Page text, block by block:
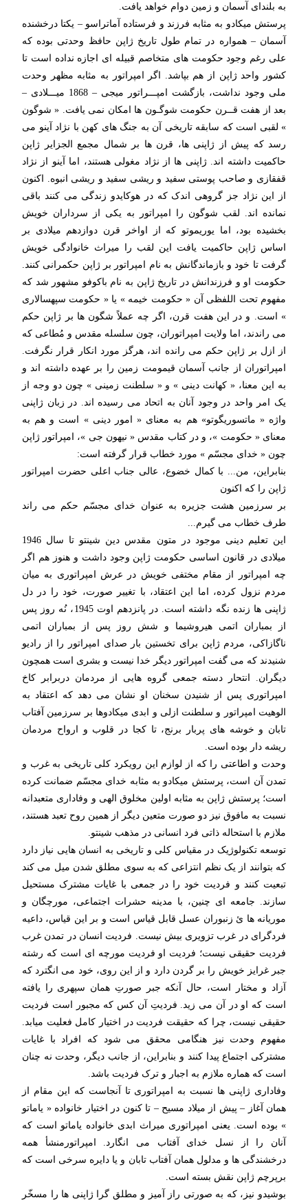
به بلندای آسمان و زمین دوام خواهد یافت.
پرستش میکادو به مثابه فرزند و فرستاده آماتراسو – یکتا درخشنده
آسمان – همواره در تمام طول تاریخ ژاپن حافظ وحدتی بوده که
علی رغم وجود حکومت های متخاصم قبیله ای اجازه نداده است تا
کشور واحد ژاپن از هم بپاشد. اگر امپراتور به مثابه مظهر وحدت
ملی وجود نداشت، بازگشت امپـــراتور میجی – 1868 میـــلادی –
بعد از هفت قــرن حکومت شوگـون ها امکان نمی یافت. « شوگون
» لقبی است که سابقه تاریخی آن به جنگ های کهن با نژاد آینو می
رسد که پیش از ژاپنی ها، قرن ها بر شمال مجمع الجزایر ژاپن
حاکمیت داشته اند. ژاپنی ها از نژاد مغولی هستند، اما آینو از نژاد
قفقازی و صاحب پوستی سفید و ریشی سفید و ریشی انبوه. اکنون
از این نژاد جز گروهی اندک که در هوکایدو زندگی می کنند باقی
نمانده اند. لقب شوگون را امپراتور به یکی از سرداران خویش
بخشیده بود، اما یوریموتو که از اواخر قرن دوازدهم میلادی بر
اساس ژاپن حاکمیت یافت این لقب را میراث خانوادگی خویش
گرفت تا خود و بازماندگانش به نام امپراتور بر ژاپن حکمرانی کنند.
حکومت او و فرزندانش در تاریخ ژاپن به نام باکوفو مشهور شد که
مفهوم تحت اللفظی آن « حکومت خیمه » یا « حکومت سپهسالاری
» است. و در این هفت قرن، اگر چه عملاً شگون ها بر ژاپن حکم
می راندند، اما ولایت امپراتوران، چون سلسله مقدس و مُطاعی که
از ازل بر ژاپن حکم می رانده اند، هرگز مورد انکار قرار نگرفت.
امپراتوران از جانب آسمان قیمومت زمین را بر عهده داشته اند و
به این معنا، « کهانت دینی » و « سلطنت زمینی » چون دو وجه از
یک امر واحد در وجود آنان به اتحاد می رسیده اند. در زبان ژاپنی
واژه « ماتسوریگوتو» هم به معنای « امور دینی » است و هم به
معنای « حکومت »، و در کتاب مقدس « نیهون جی »، امپراتور ژاپن
چون « خدای مجسّم » مورد خطاب قرار گرفته است:
بنابراین، من... با کمال خضوع، عالی جناب اعلی حضرت امپراتور
ژاپن را که اکنون
بر سرزمین هشت جزیره به عنوان خدای مجسّم حکم می راند
طرف خطاب می گیرم...
این تعلیم دینی موجود در متون مقدس دین شینتو تا سال 1946
میلادی در قانون اساسی حکومت ژاپن وجود داشت و هنوز هم اگر
چه امپراتور از مقام مختفی خویش در عرش امپراتوری به میان
مردم نزول کرده، اما این اعتقاد، با تغییر صورت، خود را در دل
ژاپنی ها زنده نگه داشته است. در پانزدهم اوت 1945، نُه روز پس
از بمباران اتمی هیروشیما و شش روز پس از بمباران اتمی
ناگازاکی، مردم ژاپن برای تخستین بار صدای امپراتور را از رادیو
شنیدند که می گفت امپراتور دیگر خدا نیست و بشری است همچون
دیگران. انتحار دسته جمعی گروه هایی از مردمان دربرابر کاخ
امپراتوری پس از شنیدن سخنان او نشان می دهد که اعتقاد به
الوهیت امپراتور و سلطنت ازلی و ابدی میکادوها بر سرزمین آفتاب
تابان و خوشه های پربار برنج، تا کجا در قلوب و ارواح مردمان
ریشه دار بوده است.
وحدت و اطاعتی را که از لوازم این رویکرد کلی تاریخی به غرب و
تمدن آن است، پرستش میکادو به مثابه خدای مجسّم ضمانت کرده
است؛ پرستش ژاپن به مثابه اولین مخلوق الهی و وفاداری متعبدانه
نسبت به مافوق نیز دو صورت متعین دیگر از همین روح تعبد هستند،
ملازم با استحاله ذاتی فرد انسانی در مذهب شینتو.
توسعه تکنولوژیک در مقیاس کلی و تاریخی به انسان هایی نیاز دارد
که بتوانند از یک نظم انتزاعی که به سوی مطلق شدن میل می کند
تبعیت کنند و فردیت خود را در جمعی با غایات مشترک مستحیل
سازند. جامعه ای چنین، با مدینه حشرات اجتماعی، مورچگان و
موریانه ها ئ زنبوران عسل قابل قیاس است و بر این قیاس، داعیه
فردگرای در غرب تزویری بیش نیست. فردیت انسان در تمدن غرب
فردیت حقیقی نیست؛ فردیت او فردیت مورچه ای است که رشته
جبر غرایز خویش را بر گردن دارد و از این روی، خود می انگترد که
آزاد و مختار است، حال آنکه جبر صورتِ همان سپهری را یافته
است که او در آن می زید. فردیتِ آن کس که مجبور است فردیت
حقیقی نیست، چرا که حقیقت فردیت در اختیار کامل فعلیت میابد.
مفهوم وحدت نیز هنگامی محقق می شود که افراد با غایات
مشترکی اجتماع پیدا کنند و بنابراین، از جانب دیگر، وحدت نه چنان
است که هماره ملازم به اجبار و ترک فردیت باشد.
وفاداری ژاپنی ها نسبت به امپراتوری تا آنجاست که این مقام از
همان آغاز – پیش از میلاد مسیح – تا کنون در اختیار خانواده « یاماتو
» بوده است. یعنی امپراتوری میراث ابدی خانواده یاماتو است که
آنان را از نسل خدای آفتاب می انگارد. امپراتورمنشأ همه
درخشندگی ها و مدلول همان آفتاب تابان و یا دایره سرخی است که
برپرچم ژاپن نقش بسته است.
بوشیدو نیز، که به صورتی راز آمیز و مطلق گرا ژاپنی ها را مسخّر